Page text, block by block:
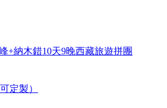
+納木錯10天9晚西藏旅遊拼團
定製）